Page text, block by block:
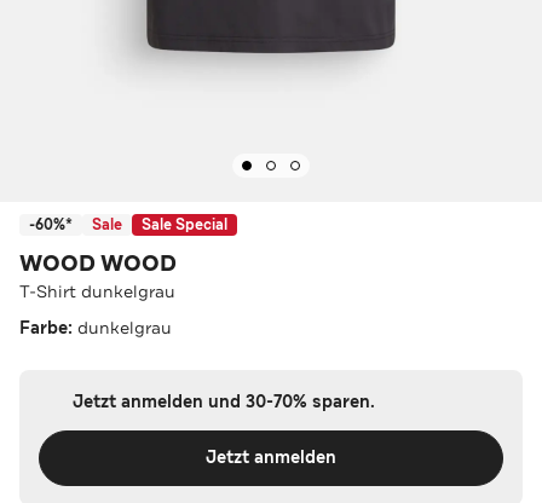
-60%* Sale Sale Special
WOOD WOOD
T-Shirt dunkelgrau
Farbe: dunkelgrau
Jetzt anmelden und 30-70% sparen.
Jetzt anmelden